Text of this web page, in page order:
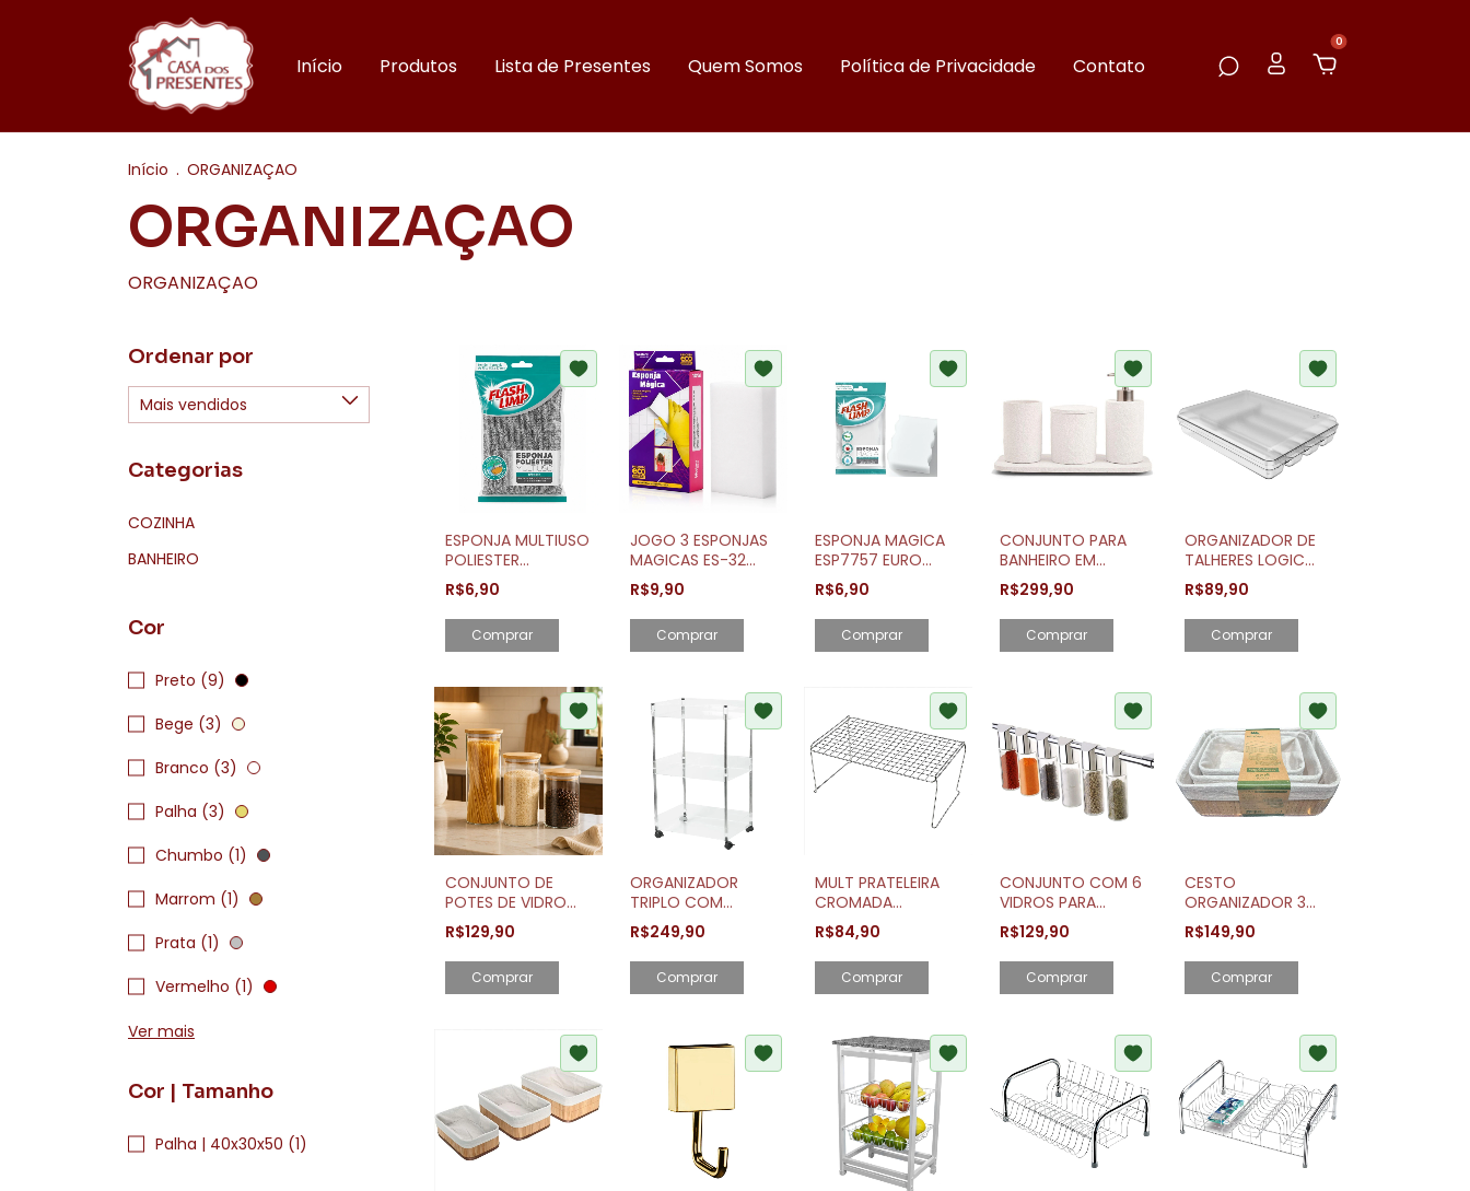
Início Produtos Lista de Presentes Quem Somos Política de Privacidade Contato
0
Início . ORGANIZAÇAO
ORGANIZAÇAO
ORGANIZAÇAO
Ordenar por
Categorias
COZINHA
BANHEIRO
Cor
Preto (9)
Bege (3)
Branco (3)
Palha (3)
Chumbo (1)
Marrom (1)
Prata (1)
Vermelho (1)
Ver mais
Cor | Tamanho
Palha | 40x30x50 (1)
ESPONJA MULTIUSO
POLIESTER
EP1416360 EURO
HOME
R$6,90
Comprar
JOGO 3 ESPONJAS
MAGICAS ES-32
ETILUX
R$9,90
ESPONJA MAGICA
ESP7757 EURO
HOME
R$6,90
CONJUNTO PARA
BANHEIRO EM
CIMENTO 4 PEÇAS
DECORATIVO
R$299,90
ORGANIZADOR DE
TALHERES LOGIC
COM TAMPA
NATURAL
R$89,90
CONJUNTO DE
POTES DE VIDRO
SLIM COM TAMPA
BAMBU 3 PEÇAS
R$129,90
Comprar
ORGANIZADOR
TRIPLO COM
RODÍZIO
R$249,90
MULT PRATELEIRA
CROMADA
SUPORTA ATÉ 10KG
R$84,90
Comprar
CONJUNTO COM 6
VIDROS PARA
TEMPEROS E
CONDIMENTOS
R$129,90
CESTO
ORGANIZADOR 3
PEÇAS BAMBU
MIMO STYLE
R$149,90
Comprar